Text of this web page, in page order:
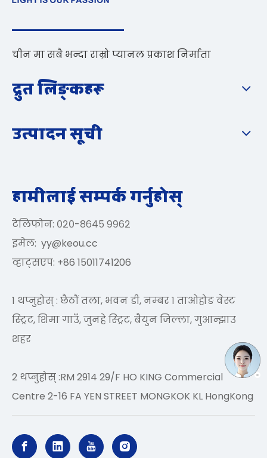
चीन मा सबै भन्दा राम्रो प्यानल प्रकाश निर्माता
द्रुत लिङ्कहरू
उत्पादन सूची
हामीलाई सम्पर्क गर्नुहोस्
टेलिफोन: ०२०-८६४५ ९९६२
इमेल: yy@keou.cc
व्हाट्सएप: +86 15011741206
१ थप्नुहोस् : छैठौं तला, भवन डी, नम्बर १ ताओहोङ वेस्ट
स्ट्रिट, शिमा गाउँ, जुनहे स्ट्रिट, बैयुन जिल्ला, गुआन्झाउ
शहर
2 थप्नुहोस् :RM 2914 29/F HO KING Commercial
Centre 2-16 FA YEN STREET MONGKOK KL HongKong